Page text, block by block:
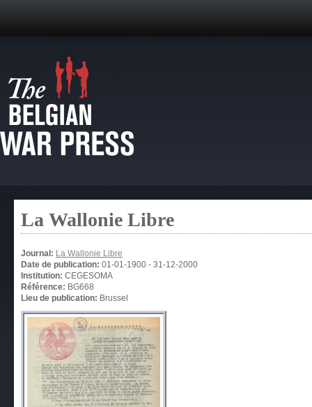
La Wallonie Libre
Journal: La Wallonie Libre
Date de publication: 01-01-1900 - 31-12-2000
Institution: CEGESOMA
Référence: BG668
Lieu de publication: Brussel